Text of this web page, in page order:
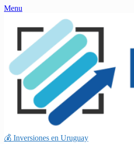
Skip
content
Menu
💰 Inversiones en Uruguay